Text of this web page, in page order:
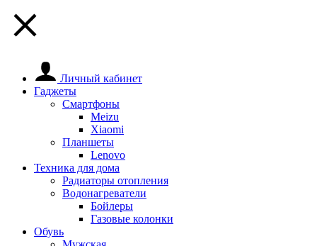
Личный кабинет
Гаджеты
Смартфоны
Meizu
Xiaomi
Планшеты
Lenovo
Техника для дома
Радиаторы отопления
Водонагреватели
Бойлеры
Газовые колонки
Обувь